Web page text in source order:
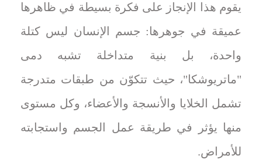
يقوم هذا الإنجاز على فكرة بسيطة في ظاهرها
عميقة في جوهرها: جسم الإنسان ليس كتلة
واحدة، بل بنية متداخلة تشبه دمى
"ماتريوشكا"، حيث تتكوّن من طبقات متدرجة
تشمل الخلايا والأنسجة والأعضاء، وكل مستوى
منها يؤثر في طريقة عمل الجسم واستجابته
للأمراض.